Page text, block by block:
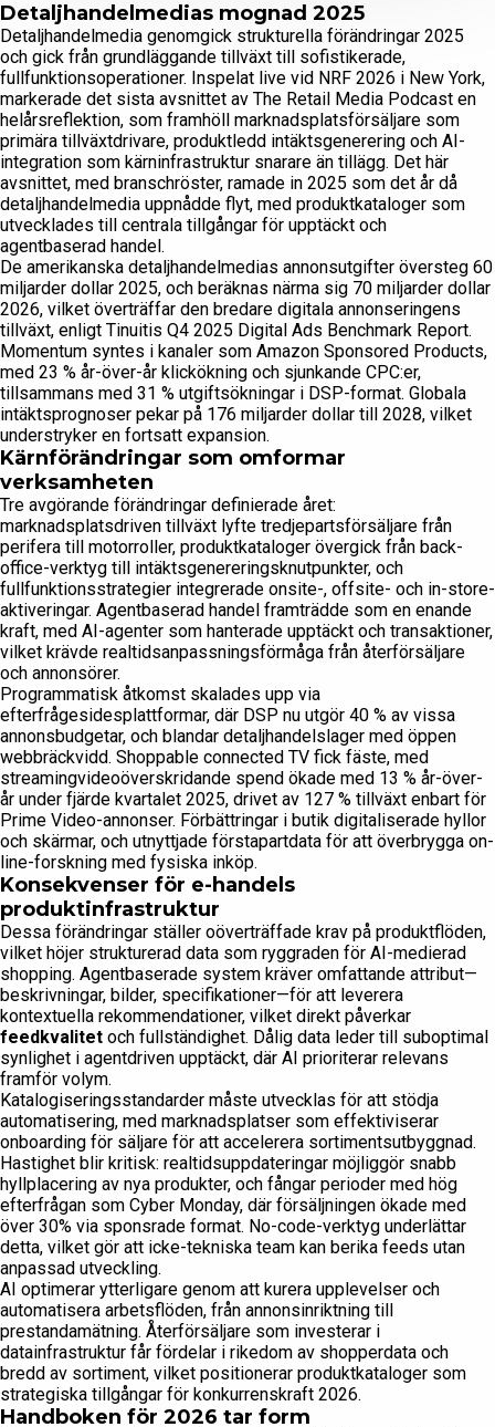
Detaljhandelmedias mognad 2025
Detaljhandelmedia genomgick strukturella förändringar 2025
och gick från grundläggande tillväxt till sofistikerade,
fullfunktionsoperationer. Inspelat live vid NRF 2026 i New York,
markerade det sista avsnittet av The Retail Media Podcast en
helårsreflektion, som framhöll marknadsplatsförsäljare som
primära tillväxtdrivare, produktledd intäktsgenerering och AI-
integration som kärninfrastruktur snarare än tillägg. Det här
avsnittet, med branschröster, ramade in 2025 som det år då
detaljhandelmedia uppnådde flyt, med produktkataloger som
utvecklades till centrala tillgångar för upptäckt och
agentbaserad handel.
De amerikanska detaljhandelmedias annonsutgifter översteg 60
miljarder dollar 2025, och beräknas närma sig 70 miljarder dollar
2026, vilket överträffar den bredare digitala annonseringens
tillväxt, enligt Tinuitis Q4 2025 Digital Ads Benchmark Report.
Momentum syntes i kanaler som Amazon Sponsored Products,
med 23 % år-över-år klickökning och sjunkande CPC:er,
tillsammans med 31 % utgiftsökningar i DSP-format. Globala
intäktsprognoser pekar på 176 miljarder dollar till 2028, vilket
understryker en fortsatt expansion.
Kärnförändringar som omformar
verksamheten
Tre avgörande förändringar definierade året:
marknadsplatsdriven tillväxt lyfte tredjepartsförsäljare från
perifera till motorroller, produktkataloger övergick från back-
office-verktyg till intäktsgenereringsknutpunkter, och
fullfunktionsstrategier integrerade onsite-, offsite- och in-store-
aktiveringar. Agentbaserad handel framträdde som en enande
kraft, med AI-agenter som hanterade upptäckt och transaktioner,
vilket krävde realtidsanpassningsförmåga från återförsäljare
och annonsörer.
Programmatisk åtkomst skalades upp via
efterfrågesidesplattformar, där DSP nu utgör 40 % av vissa
annonsbudgetar, och blandar detaljhandelslager med öppen
webbräckvidd. Shoppable connected TV fick fäste, med
streamingvideoöverskridande spend ökade med 13 % år-över-
år under fjärde kvartalet 2025, drivet av 127 % tillväxt enbart för
Prime Video-annonser. Förbättringar i butik digitaliserade hyllor
och skärmar, och utnyttjade förstapartdata för att överbrygga on-
line-forskning med fysiska inköp.
Konsekvenser för e-handels
produktinfrastruktur
Dessa förändringar ställer oöverträffade krav på produktflöden,
vilket höjer strukturerad data som ryggraden för AI-medierad
shopping. Agentbaserade system kräver omfattande attribut—
beskrivningar, bilder, specifikationer—för att leverera
kontextuella rekommendationer, vilket direkt påverkar
feedkvalitet och fullständighet. Dålig data leder till suboptimal
synlighet i agentdriven upptäckt, där AI prioriterar relevans
framför volym.
Katalogiseringsstandarder måste utvecklas för att stödja
automatisering, med marknadsplatser som effektiviserar
onboarding för säljare för att accelerera sortimentsutbyggnad.
Hastighet blir kritisk: realtidsuppdateringar möjliggör snabb
hyllplacering av nya produkter, och fångar perioder med hög
efterfrågan som Cyber ​​Monday, där försäljningen ökade med
över 30% via sponsrade format. No-code-verktyg underlättar
detta, vilket gör att icke-tekniska team kan berika feeds utan
anpassad utveckling.
AI optimerar ytterligare genom att kurera upplevelser och
automatisera arbetsflöden, från annonsinriktning till
prestandamätning. Återförsäljare som investerar i
datainfrastruktur får fördelar i rikedom av shopperdata och
bredd av sortiment, vilket positionerar produktkataloger som
strategiska tillgångar för konkurrenskraft 2026.
Handboken för 2026 tar form